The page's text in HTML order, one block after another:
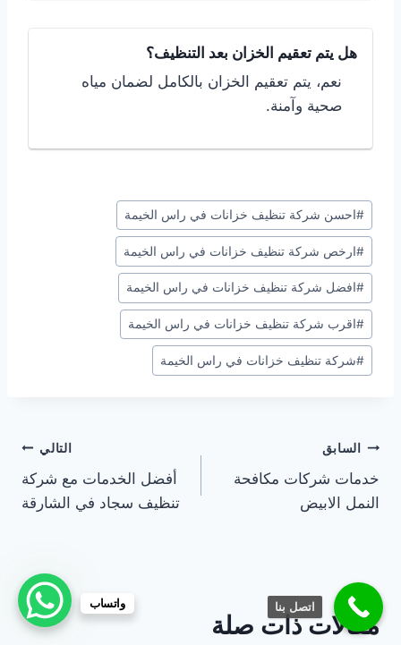
هل يتم تعقيم الخزان بعد التنظيف؟
نعم، يتم تعقيم الخزان بالكامل لضمان مياه
صحية وآمنة.
وسوم
المقال:
#احسن شركة تنظيف خزانات في راس الخيمة
#ارخص شركة تنظيف خزانات في راس الخيمة
#افضل شركة تنظيف خزانات في راس الخيمة
#اقرب شركة تنظيف خزانات في راس الخيمة
#شركة تنظيف خزانات في راس الخيمة
تصفّح
المقالات
السابق
خدمات شركات مكافحة
النمل الابيض
التالي
أفضل الخدمات مع شركة
تنظيف سجاد في الشارقة
مقالات ذات صلة
واتساب اتصل بنا